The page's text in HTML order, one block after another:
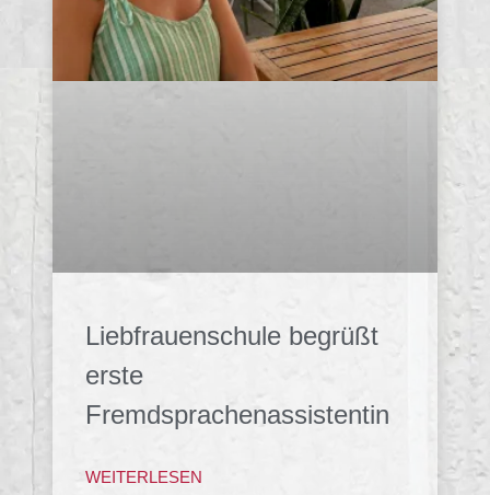
Liebfrauenschule begrüßt
erste
Fremdsprachenassistentin
WEITERLESEN